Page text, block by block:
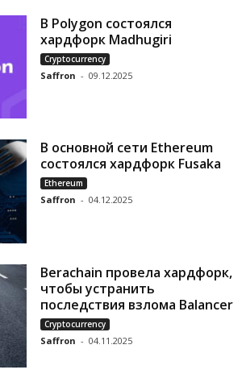
В Polygon состоялся
хардфорк Madhugiri
Cryptocurrency
Saffron - 09.12.2025
В основной сети Ethereum
состоялся хардфорк Fusaka
Ethereum
Saffron - 04.12.2025
Berachain провела хардфорк,
чтобы устранить
последствия взлома Balancer
Cryptocurrency
Saffron - 04.11.2025